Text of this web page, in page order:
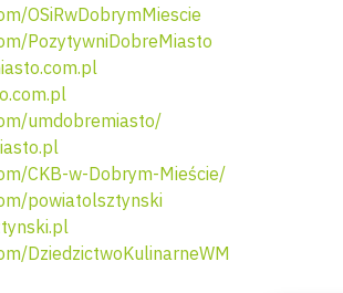
OSiRwDobrymMiescie
PozytywniDobreMiasto
umdobremiasto/
CKB-w-Dobrym-Mieście/
powiatolsztynski
DziedzictwoKulinarneWM